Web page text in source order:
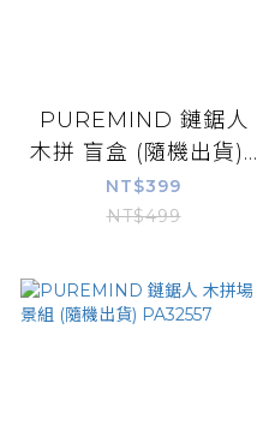
PUREMIND 鏈鋸人
木拼 盲盒 (隨機出貨)...
NT$399
NT$499